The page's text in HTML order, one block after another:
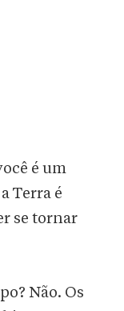
é um
Terra é
se tornar
Não. Os